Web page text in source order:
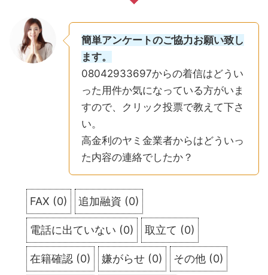
簡単アンケートのご協力お願い致し
ます。
08042933697からの着信はどうい
った用件か気になっている方がいま
すので、クリック投票で教えて下さ
い。
高金利のヤミ金業者からはどういっ
た内容の連絡でしたか？
FAX (0) 追加融資 (0)
電話に出ていない (0) 取立て (0)
在籍確認 (0) 嫌がらせ (0) その他 (0)